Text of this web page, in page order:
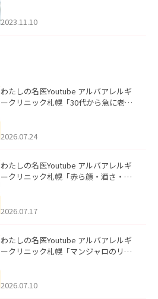
2023.11.10
わたしの名医Youtube アルバアレルギ
ークリニック札幌「30代から急に老け
た。
2026.07.24
わたしの名医Youtube アルバアレルギ
ークリニック札幌「赤ら顔・酒さ・ニ
した。
2026.07.17
わたしの名医Youtube アルバアレルギ
ークリニック札幌「マンジャロのリア
た。
2026.07.10